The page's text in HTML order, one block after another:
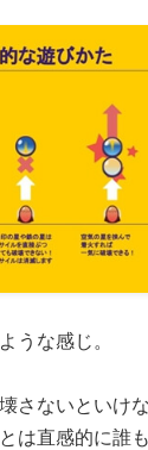
うな感じ。
さないといけ
は直感的に誰